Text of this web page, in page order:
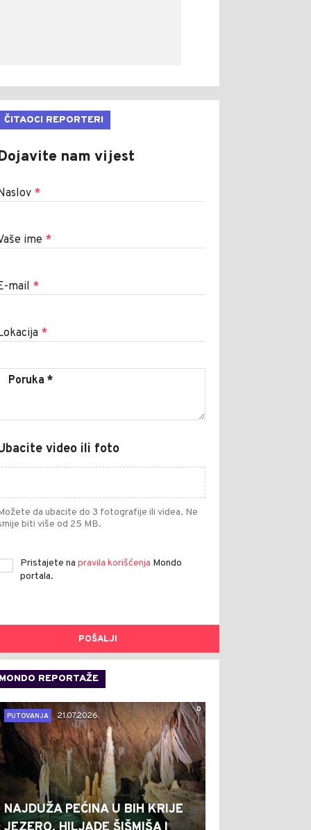
ČITAOCI REPORTERI
nam vijest
*
ime *
mail *
*
video ili foto
da ubacite do 3 fotografije ili videa. Ne
biti više od 25 MB.
Pristajete na pravila korišćenja Mondo
portala.
POŠALJI
MONDO REPORTAŽE
0
PUTOVANJA
21.07.2026.
NAJDUŽA PEĆINA U BIH KRIJE